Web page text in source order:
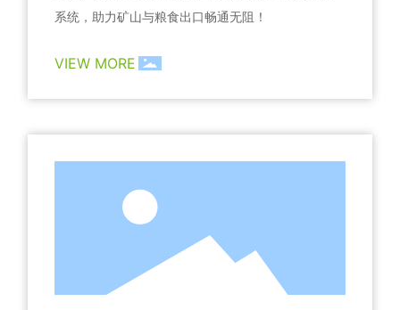
系统，助力矿山与粮食出口畅通无阻！
VIEW MORE